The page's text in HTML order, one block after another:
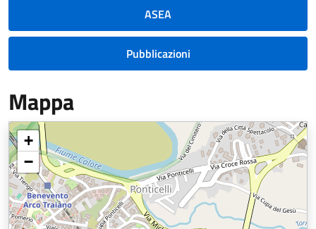
ASEA
Pubblicazioni
Mappa
+
−